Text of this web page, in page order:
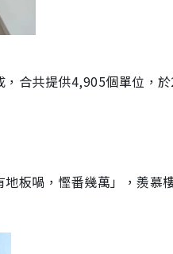
合共提供4,905個單位，
板喎，慳番幾萬」，羨慕